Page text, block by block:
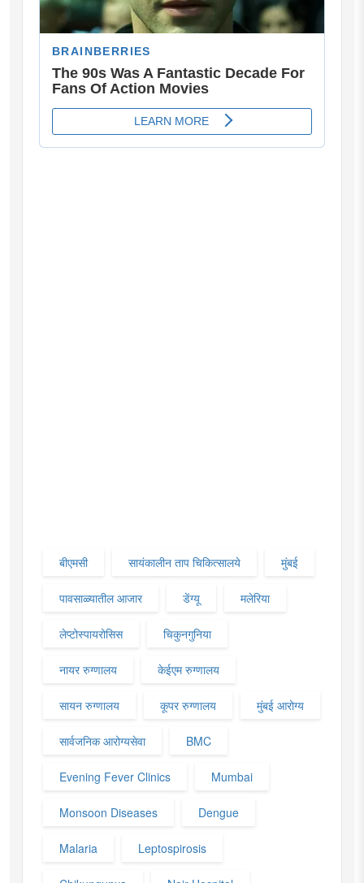
बीएमसी सायंकालीन ताप चिकित्सालये मुंबई
पावसाळ्यातील आजार डेंग्यू मलेरिया
लेप्टोस्पायरोसिस चिकुनगुनिया
नायर रुग्णालय केईएम रुग्णालय
सायन रुग्णालय कूपर रुग्णालय मुंबई आरोग्य
सार्वजनिक आरोग्यसेवा BMC
Evening Fever Clinics Mumbai
Monsoon Diseases Dengue
Malaria Leptospirosis